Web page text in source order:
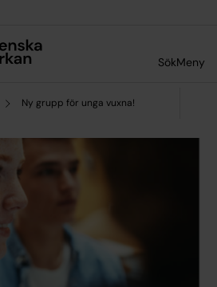
SökMeny
Ny grupp för unga vuxna!